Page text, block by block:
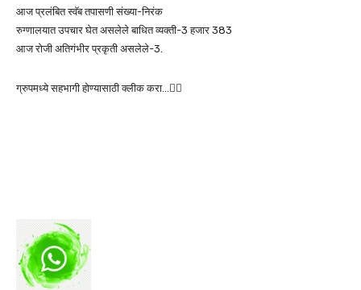
आज प्रलंबित स्वॅब तपासणी संख्या-निरंक
रुग्णालयात उपचार घेत असलेले बाधित व्यक्ती-3 हजार 383
आज रोजी अतिगंभीर प्रकृती असलेले-3.
ग्रुपमध्ये सहभागी होण्यासाठी क्लीक करा…👆🏻